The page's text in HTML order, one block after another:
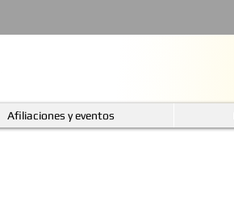
Afiliaciones y eventos